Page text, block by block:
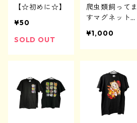
アクリルグッズ
アクリルグッズ
缶バッジ
アクリルキーホルダー
アクリルスタンド
アクリルブロック
3Dプリンターグッズ
【☆初めに☆】
¥50
SOLD OUT
爬虫類飼ってま
すマグネット＆
¥1,000